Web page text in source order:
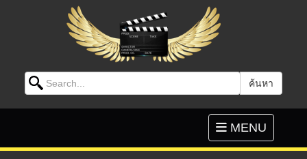
Search for: ค้นหา
Toggle
navigation
MENU